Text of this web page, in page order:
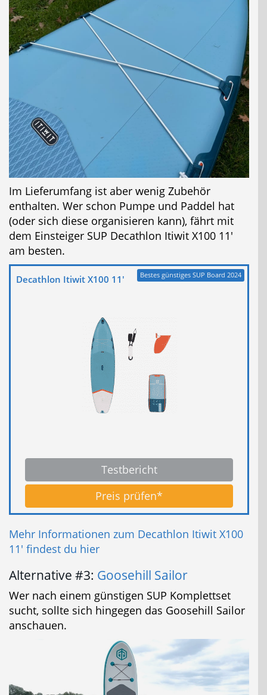
Im Lieferumfang ist aber wenig Zubehör
enthalten. Wer schon Pumpe und Paddel hat
(oder sich diese organisieren kann), fährt mit
dem Einsteiger SUP Decathlon Itiwit X100 11′
am besten.
Bestes günstiges SUP Board 2024
Decathlon Itiwit X100 11′
Testbericht
Preis prüfen*
Mehr Informationen zum Decathlon Itiwit X100
11' findest du hier
Alternative #3: Goosehill Sailor
Wer nach einem günstigen SUP Komplettset
sucht, sollte sich hingegen das Goosehill Sailor
anschauen.